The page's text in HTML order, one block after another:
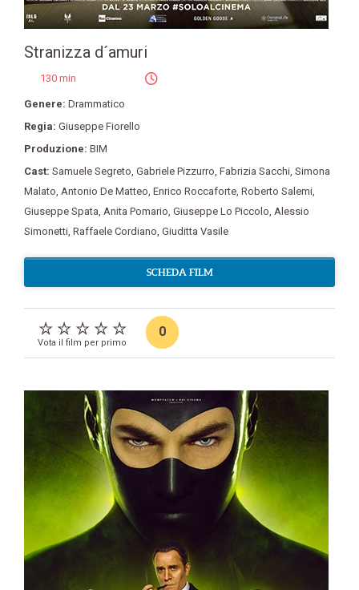
Stranizza d´amuri
130 min
Genere: Drammatico
Regia: Giuseppe Fiorello
Produzione: BIM
Cast: Samuele Segreto, Gabriele Pizzurro, Fabrizia Sacchi, Simona
Malato, Antonio De Matteo, Enrico Roccaforte, Roberto Salemi,
Giuseppe Spata, Anita Pomario, Giuseppe Lo Piccolo, Alessio
Simonetti, Raffaele Cordiano, Giuditta Vasile
SCHEDA FILM
Vota il film per primo
0